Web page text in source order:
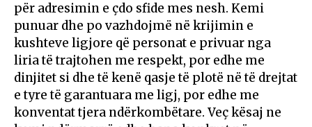
për adresimin e çdo sfide mes nesh. Kemi
punuar dhe po vazhdojmë në krijimin e
kushteve ligjore që personat e privuar nga
liria të trajtohen me respekt, por edhe me
dinjitet si dhe të kenë qasje të plotë në të drejtat
e tyre të garantuara me ligj, por edhe me
konventat tjera ndërkombëtare. Veç kësaj ne